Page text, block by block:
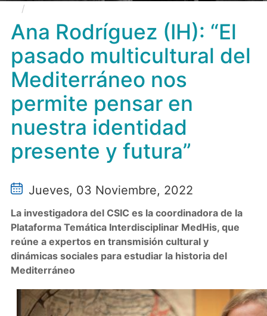
Mediterráneo nos permite pensar en nuestra identidad
presente y futura”
Ana Rodríguez (IH): “El
pasado multicultural del
Mediterráneo nos
permite pensar en
nuestra identidad
presente y futura”
Jueves, 03 Noviembre, 2022
La investigadora del CSIC es la coordinadora de la
Plataforma Temática Interdisciplinar MedHis, que
reúne a expertos en transmisión cultural y
dinámicas sociales para estudiar la historia del
Mediterráneo